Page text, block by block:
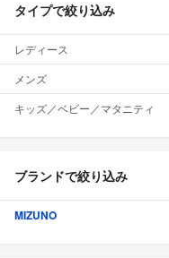
タイプで絞り込み
レディース
メンズ
キッズ／ベビー／マタニティ
ブランドで絞り込み
MIZUNO